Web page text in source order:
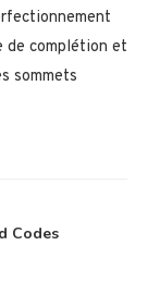
de complétion et
sommets
Codes